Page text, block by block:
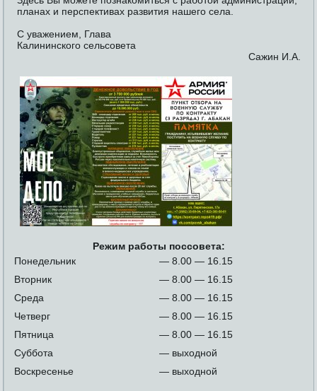
планах и перспективах развития нашего села.
С уважением, Глава
Калининского сельсовета
Сажин И.А.
Режим работы поссовета:
Понедельник
— 8.00 — 16.15
Вторник
— 8.00 — 16.15
Среда
— 8.00 — 16.15
Четверг
— 8.00 — 16.15
Пятница
— 8.00 — 16.15
Суббота
— выходной
Воскресенье
— выходной